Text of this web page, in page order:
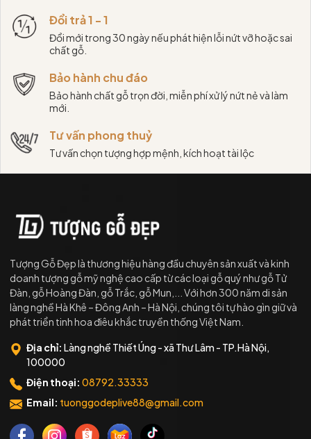
Đổi trả 1 - 1
Đổi mới trong 30 ngày nếu phát hiện lỗi nứt vỡ hoặc sai
chất gỗ.
Bảo hành chu đáo
Bảo hành chất gỗ trọn đời, miễn phí xử lý nứt nẻ và làm
mới.
Tư vấn phong thuỷ
Tư vấn chọn tượng hợp mệnh, kích hoạt tài lộc
Tượng Gỗ Đẹp là thương hiệu hàng đầu chuyên sản xuất và kinh
doanh tượng gỗ mỹ nghệ cao cấp từ các loại gỗ quý như gỗ Tử
Đàn, gỗ Hoàng Đàn, gỗ Trắc, gỗ Mun,... Với hơn 300 năm di sản
làng nghề Hà Khê – Đông Anh – Hà Nội, chúng tôi tự hào gìn giữ và
phát triển tinh hoa điêu khắc truyền thống Việt Nam.
Địa chỉ: Làng nghề Thiết Úng - xã Thư Lâm - TP.Hà Nội,
100000
Điện thoại: 08792.33333
Email: tuonggodeplive88@gmail.com